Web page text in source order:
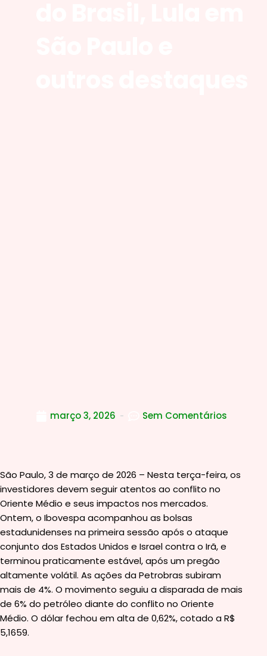
março 3, 2026 Sem Comentários
São Paulo, 3 de março de 2026 – Nesta terça-feira, os
investidores devem seguir atentos ao conflito no
Oriente Médio e seus impactos nos mercados.
Ontem, o Ibovespa acompanhou as bolsas
estadunidenses na primeira sessão após o ataque
conjunto dos Estados Unidos e Israel contra o Irã, e
terminou praticamente estável, após um pregão
altamente volátil. As ações da Petrobras subiram
mais de 4%. O movimento seguiu a disparada de mais
de 6% do petróleo diante do conflito no Oriente
Médio. O dólar fechou em alta de 0,62%, cotado a R$
5,1659.